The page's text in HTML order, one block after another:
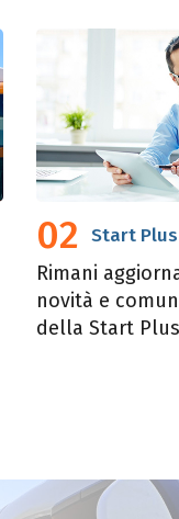
Start
02
Rimani
novità e
della Start Plus